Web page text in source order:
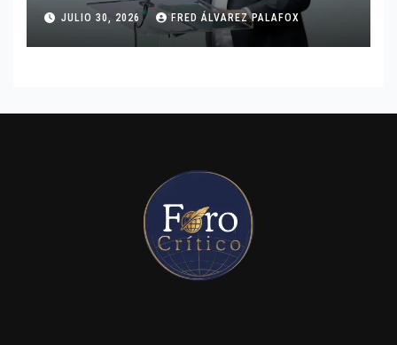
JULIO 30, 2026 FRED ÁLVAREZ PALAFOX